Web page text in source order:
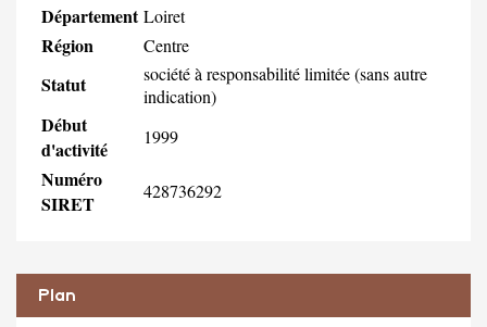
Département Loiret
Région Centre
Statut
société à responsabilité limitée (sans autre
indication)
Début
d'activité
1999
Numéro
SIRET
428736292
Plan